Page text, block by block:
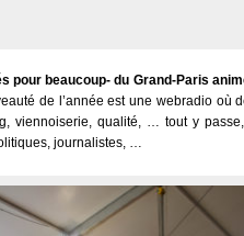
pour beaucoup- du Grand-Paris
de l’année est une webradio où
viennoiserie, qualité, … tout y
journalistes, …